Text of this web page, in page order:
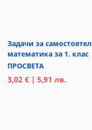
Задачи за
математика за 1. клас
ПРОСВЕТА
3,02 € | 5,91 лв.